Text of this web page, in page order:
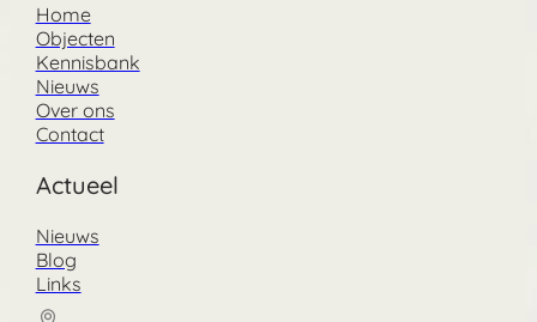
Home
Objecten
Kennisbank
Nieuws
Over ons
Contact
Actueel
Nieuws
Blog
Links